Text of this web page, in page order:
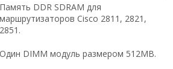
Память DDR SDRAM для
маршрутизаторов Cisco 2811, 2821,
2851.
Один DIMM модуль размером 512MB.